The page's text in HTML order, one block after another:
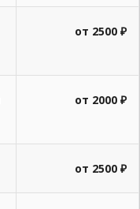
от 2500 ₽
от 2000 ₽
от 2500 ₽